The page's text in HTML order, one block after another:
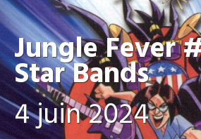
Jungle Fever
Star Bands
4 juin 2024